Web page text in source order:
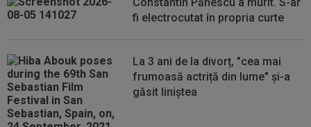
”curățenia” la CFR, după rușinea cu...
la fotbal, după umilința din Gruia...
fi electrocutat în propria curte
La 3 ani de la divorț, "cea mai
frumoasă actriță din lume" și-a
găsit liniștea